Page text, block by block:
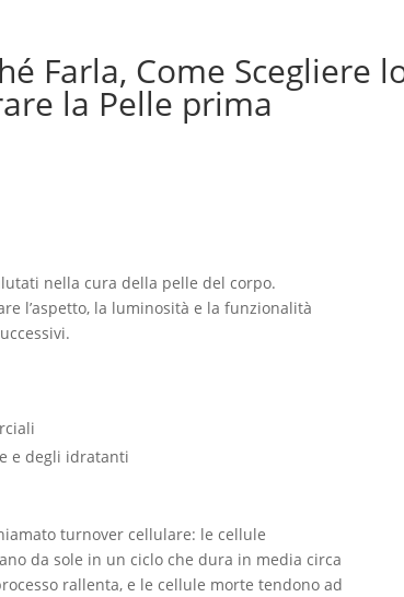
Farla, Come Scegliere
la Pelle prima
nella cura della pelle del corpo.
l’aspetto, la luminosità e la funzionalità
e degli idratanti
turnover cellulare: le cellule
da sole in un ciclo che dura in media circa
rallenta, e le cellule morte tendono ad